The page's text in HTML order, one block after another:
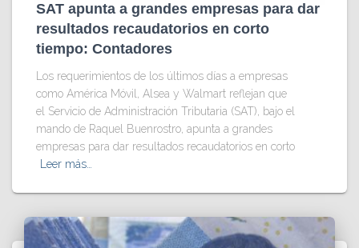
SAT apunta a grandes empresas para dar
resultados recaudatorios en corto
tiempo: Contadores
Los requerimientos de los últimos días a empresas
como América Móvil, Alsea y Walmart reflejan que
el Servicio de Administración Tributaria (SAT), bajo el
mando de Raquel Buenrostro, apunta a grandes
empresas para dar resultados recaudatorios en corto
Leer más…